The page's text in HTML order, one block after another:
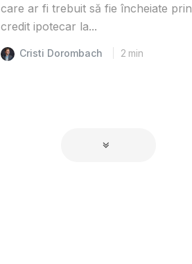
care ar fi trebuit să fie încheiate prin
credit ipotecar la...
Cristi Dorombach 2 min